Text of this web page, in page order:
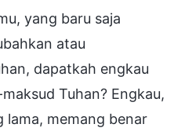
yang baru saja
atau
dapatkah engkau
Tuhan? Engkau,
lama, memang benar